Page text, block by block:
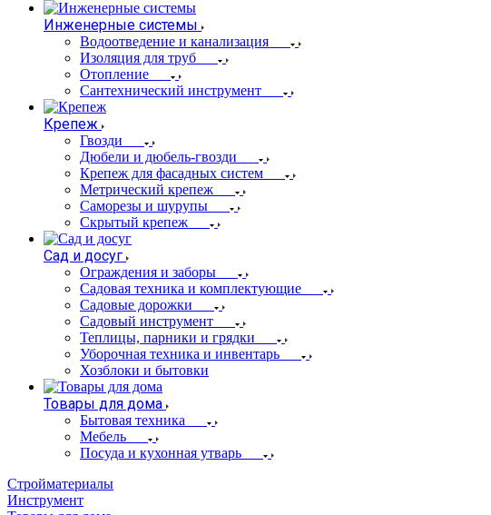
Инженерные системы
Водоотведение и канализация
Изоляция для труб
Отопление
Сантехнический инструмент
Крепеж
Гвозди
Дюбели и дюбель-гвозди
Крепеж для фасадных систем
Метрический крепеж
Саморезы и шурупы
Скрытый крепеж
Сад и досуг
Ограждения и заборы
Садовая техника и комплектующие
Садовые дорожки
Садовый инструмент
Теплицы, парники и грядки
Уборочная техника и инвентарь
Хозблоки и бытовки
Товары для дома
Бытовая техника
Мебель
Посуда и кухонная утварь
Стройматериалы
Инструмент